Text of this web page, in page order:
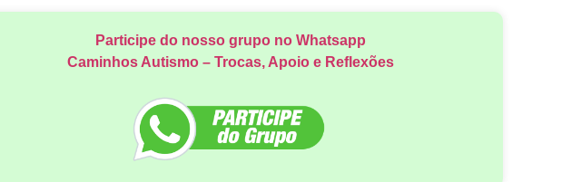
Participe do nosso grupo no Whatsapp
Caminhos Autismo – Trocas, Apoio e Reflexões